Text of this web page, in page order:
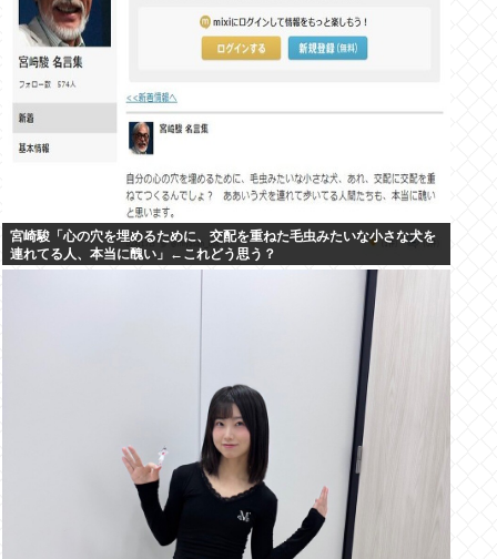
宮崎駿「心の穴を埋めるために、交配を重ねた毛虫みたいな小さな犬を
連れてる人、本当に醜い」←これどう思う？